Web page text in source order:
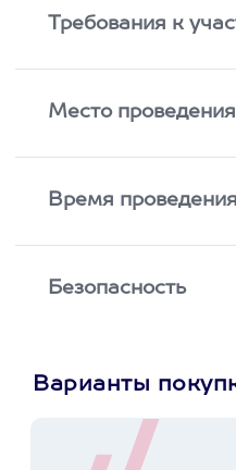
Требования к
Место проведения
Время проведения
Безопасность
Варианты